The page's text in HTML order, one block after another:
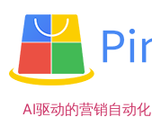
容
AI驱动的营销自动化